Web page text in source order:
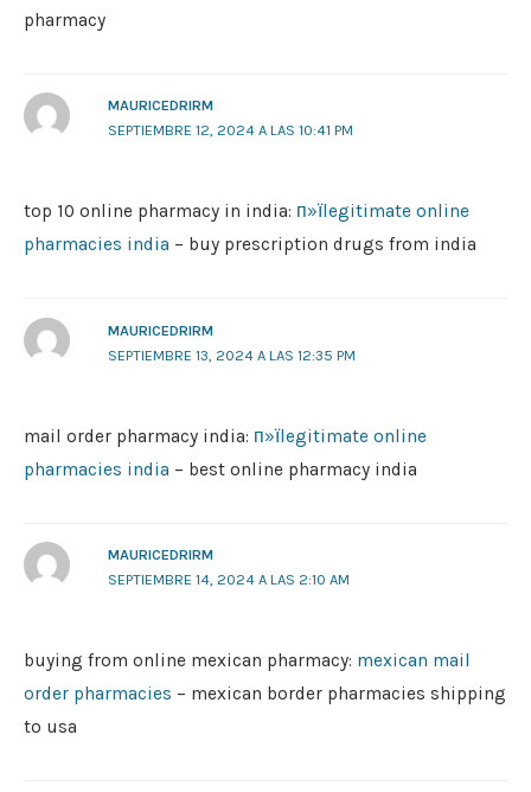
pharmacy
MAURICEDRIRM
SEPTIEMBRE 12, 2024 A LAS 10:41 PM
top 10 online pharmacy in india: п»їlegitimate online
pharmacies india – buy prescription drugs from india
MAURICEDRIRM
SEPTIEMBRE 13, 2024 A LAS 12:35 PM
mail order pharmacy india: п»їlegitimate online
pharmacies india – best online pharmacy india
MAURICEDRIRM
SEPTIEMBRE 14, 2024 A LAS 2:10 AM
buying from online mexican pharmacy: mexican mail
order pharmacies – mexican border pharmacies shipping
to usa